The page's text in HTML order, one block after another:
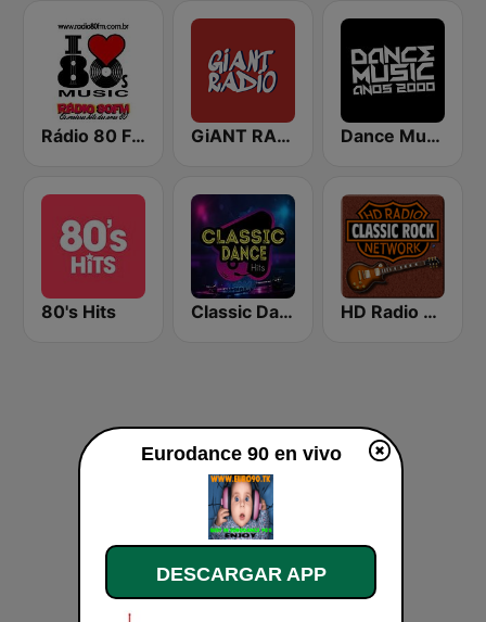
Rádio 80 FM - Anos 80 GiANT RADiO Dance Music Anos 2000
80's Hits Classic Dance Hits HD Radio - Classic Rock
Eurodance 90 en vivo
DESCARGAR APP